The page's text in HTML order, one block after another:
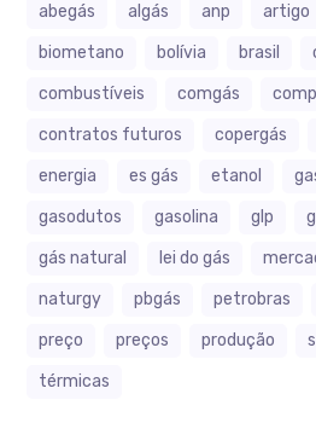
abegás algás anp artigo
biometano
bolívia brasil
combustíveis
comgás
contratos futuros
copergás
energia
es gás etanol
gasodutos
gasolina glp
gás natural
lei do gás
naturgy
pbgás petrobras
preço
preços produção
térmicas